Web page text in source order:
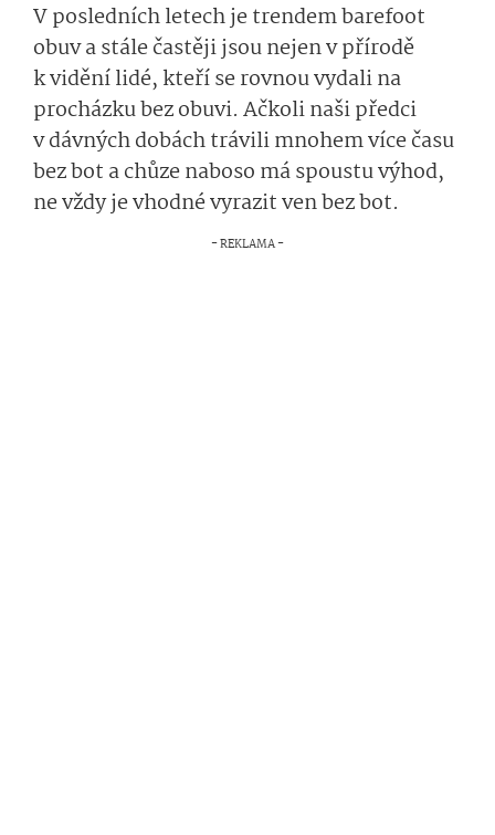
V posledních letech je trendem barefoot
obuv a stále častěji jsou nejen v přírodě
k vidění lidé, kteří se rovnou vydali na
procházku bez obuvi. Ačkoli naši předci
v dávných dobách trávili mnohem více času
bez bot a chůze naboso má spoustu výhod,
ne vždy je vhodné vyrazit ven bez bot.